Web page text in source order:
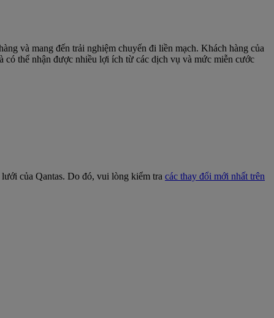
và mang đến trải nghiệm chuyến đi liền mạch. Khách hàng của
có thể nhận được nhiều lợi ích từ các dịch vụ và mức miễn cước
của Qantas. Do đó, vui lòng kiểm tra các thay đổi mới nhất trên